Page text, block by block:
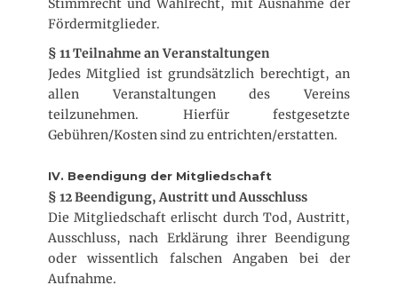
Fördermitglieder.
§ 11 Teilnahme an Veranstaltungen
Jedes Mitglied ist grundsätzlich berechtigt, an
allen Veranstaltungen des Vereins
teilzunehmen. Hierfür festgesetzte
Gebühren/Kosten sind zu entrichten/erstatten.
IV. Beendigung der Mitgliedschaft
§ 12 Beendigung, Austritt und Ausschluss
Die Mitgliedschaft erlischt durch Tod, Austritt,
Ausschluss, nach Erklärung ihrer Beendigung
oder wissentlich falschen Angaben bei der
Aufnahme.